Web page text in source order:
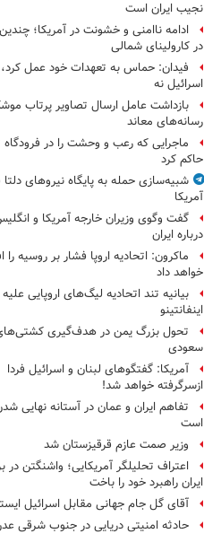
نجیب ایران است
ادامه ناامنی و خشونت در آمریکا؛
در کارولینای شمالی
فیدان: حماس به تعهدات خود عمل کرد،
اسرائیل نه
بازداشت عامل ارسال تصاویر پرتاب
رسانه‌های معاند
ماجرایی که رعب و وحشت را در فرودگاه
حاکم کرد
شبیه‌سازی حمله به پایگاه نیروهای
آمریکا
گفت وگوی وزیران خارجه آمریکا و
درباره ایران
ماکرون: اتحادیه اروپا فشار بر روسیه را
خواهد داد
بیانیه تند اتحادیه لیگ‌های اروپایی علیه
اینفانتینو
تحول بزرگ یمن در هدف‌گیری
سعودی
آمریکا: گفتگوهای لبنان و اسرائیل فردا
ازسرگرفته خواهد شد!
تفاهم ایران و عمان در آستانه نهایی
است
وزیر صمت عازم قرقیزستان شد
اعتراف تحلیلگر آمریکایی؛ واشنگتن در
ایران راهبرد خود را باخت
آقای گل جام جهانی مقابل اسرائیل
حادثه امنیتی دریایی در جنوب شرقی